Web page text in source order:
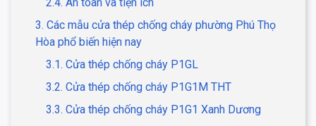
3. Các mẫu cửa thép chống cháy phường Phú Thọ
Hòa phổ biến hiện nay
3.1. Cửa thép chống cháy P1GL
3.2. Cửa thép chống cháy P1G1M THT
3.3. Cửa thép chống cháy P1G1 Xanh Dương